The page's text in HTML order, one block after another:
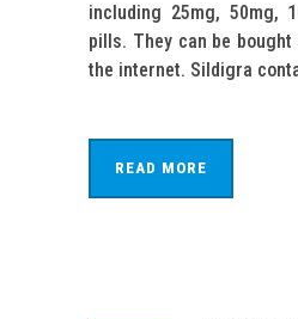
including 25mg, 50mg,
pills. They can be
the internet. Sildigra
READ MORE